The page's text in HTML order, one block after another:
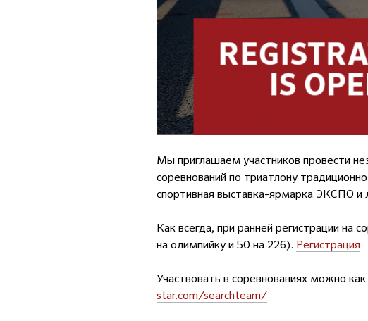
Мы приглашаем участников провести
соревнований по триатлону
спортивная выставка-ярмарка ЭКСПО и
Как всегда, при ранней регистрации на
на олимпийку и 50 на 226). Регистрация
Участвовать в соревнованиях можно
star.com/searchteam/